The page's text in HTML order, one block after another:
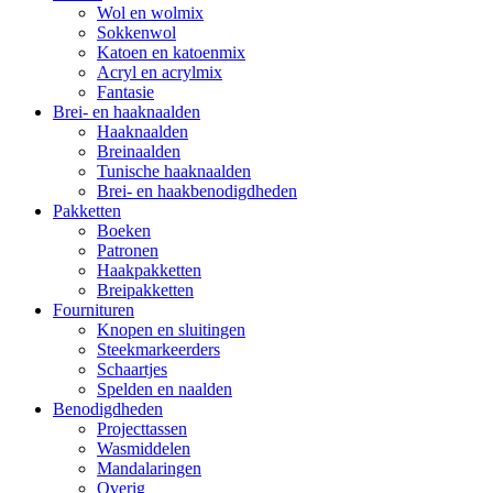
Wol en wolmix
Sokkenwol
Katoen en katoenmix
Acryl en acrylmix
Fantasie
Brei- en haaknaalden
Haaknaalden
Breinaalden
Tunische haaknaalden
Brei- en haakbenodigdheden
Pakketten
Boeken
Patronen
Haakpakketten
Breipakketten
Fournituren
Knopen en sluitingen
Steekmarkeerders
Schaartjes
Spelden en naalden
Benodigdheden
Projecttassen
Wasmiddelen
Mandalaringen
Overig